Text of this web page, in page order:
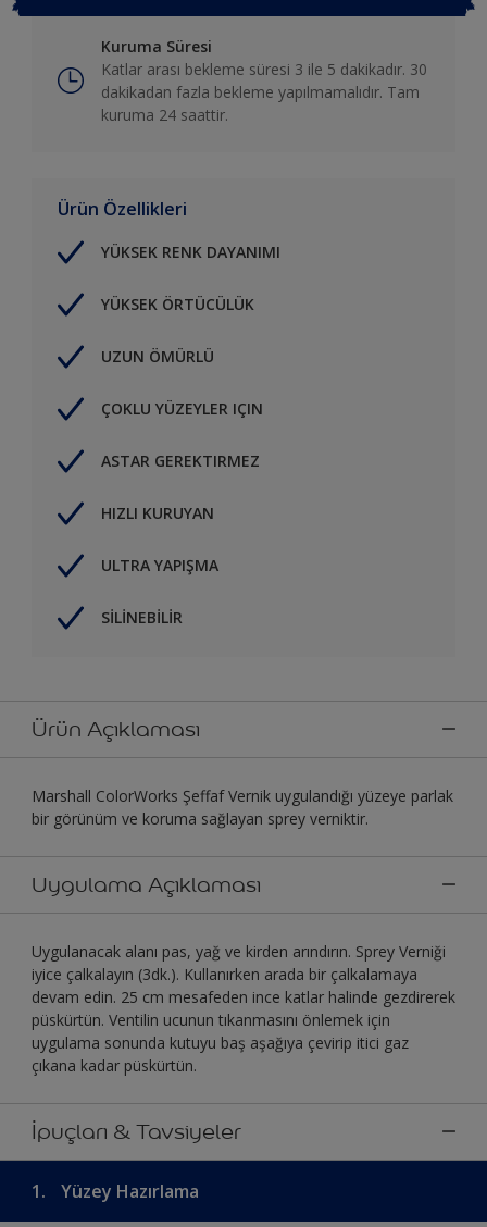
Kuruma Süresi
Katlar arası bekleme süresi 3 ile 5 dakikadır. 30
dakikadan fazla bekleme yapılmamalıdır. Tam
kuruma 24 saattir.
Ürün Özellikleri
YÜKSEK RENK DAYANIMI
YÜKSEK ÖRTÜCÜLÜK
UZUN ÖMÜRLÜ
ÇOKLU YÜZEYLER IÇIN
ASTAR GEREKTIRMEZ
HIZLI KURUYAN
ULTRA YAPIŞMA
SİLİNEBİLİR
Ürün Açıklaması
Marshall ColorWorks Şeffaf Vernik uygulandığı yüzeye parlak
bir görünüm ve koruma sağlayan sprey verniktir.
Uygulama Açıklaması
Uygulanacak alanı pas, yağ ve kirden arındırın. Sprey Verniği
iyice çalkalayın (3dk.). Kullanırken arada bir çalkalamaya
devam edin. 25 cm mesafeden ince katlar halinde gezdirerek
püskürtün. Ventilin ucunun tıkanmasını önlemek için
uygulama sonunda kutuyu baş aşağıya çevirip itici gaz
çıkana kadar püskürtün.
İpuçları & Tavsiyeler
1. Yüzey Hazırlama